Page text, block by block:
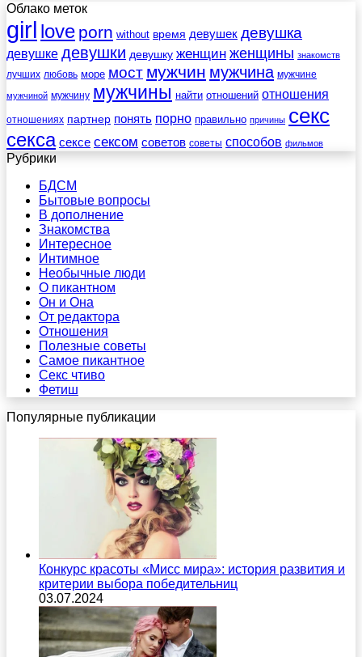
Облако меток
girl love porn without время девушек девушка
девушке девушки девушку женщин женщины знакомств
лучших любовь море мост мужчин мужчина мужчине
мужчиной мужчину мужчины найти отношений отношения
отношениях партнер понять порно правильно причины секс
секса сексе сексом советов советы способов фильмов
Рубрики
БДСМ
Бытовые вопросы
В дополнение
Знакомства
Интересное
Интимное
Необычные люди
О пикантном
Он и Она
От редактора
Отношения
Полезные советы
Самое пикантное
Секс чтиво
Фетиш
Популярные публикации
Конкурс красоты «Мисс мира»: история развития и
критерии выбора победительниц
03.07.2024